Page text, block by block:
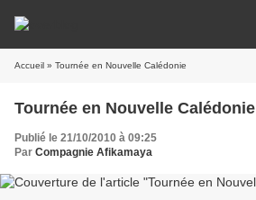
Accueil » Tournée en Nouvelle Calédonie
Tournée en Nouvelle Calédonie
Publié le 21/10/2010 à 09:25
Par Compagnie Afikamaya